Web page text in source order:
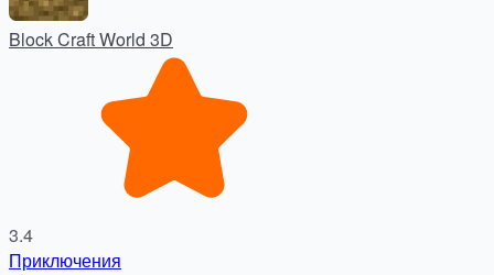
Block Craft World 3D
3.4
Приключения